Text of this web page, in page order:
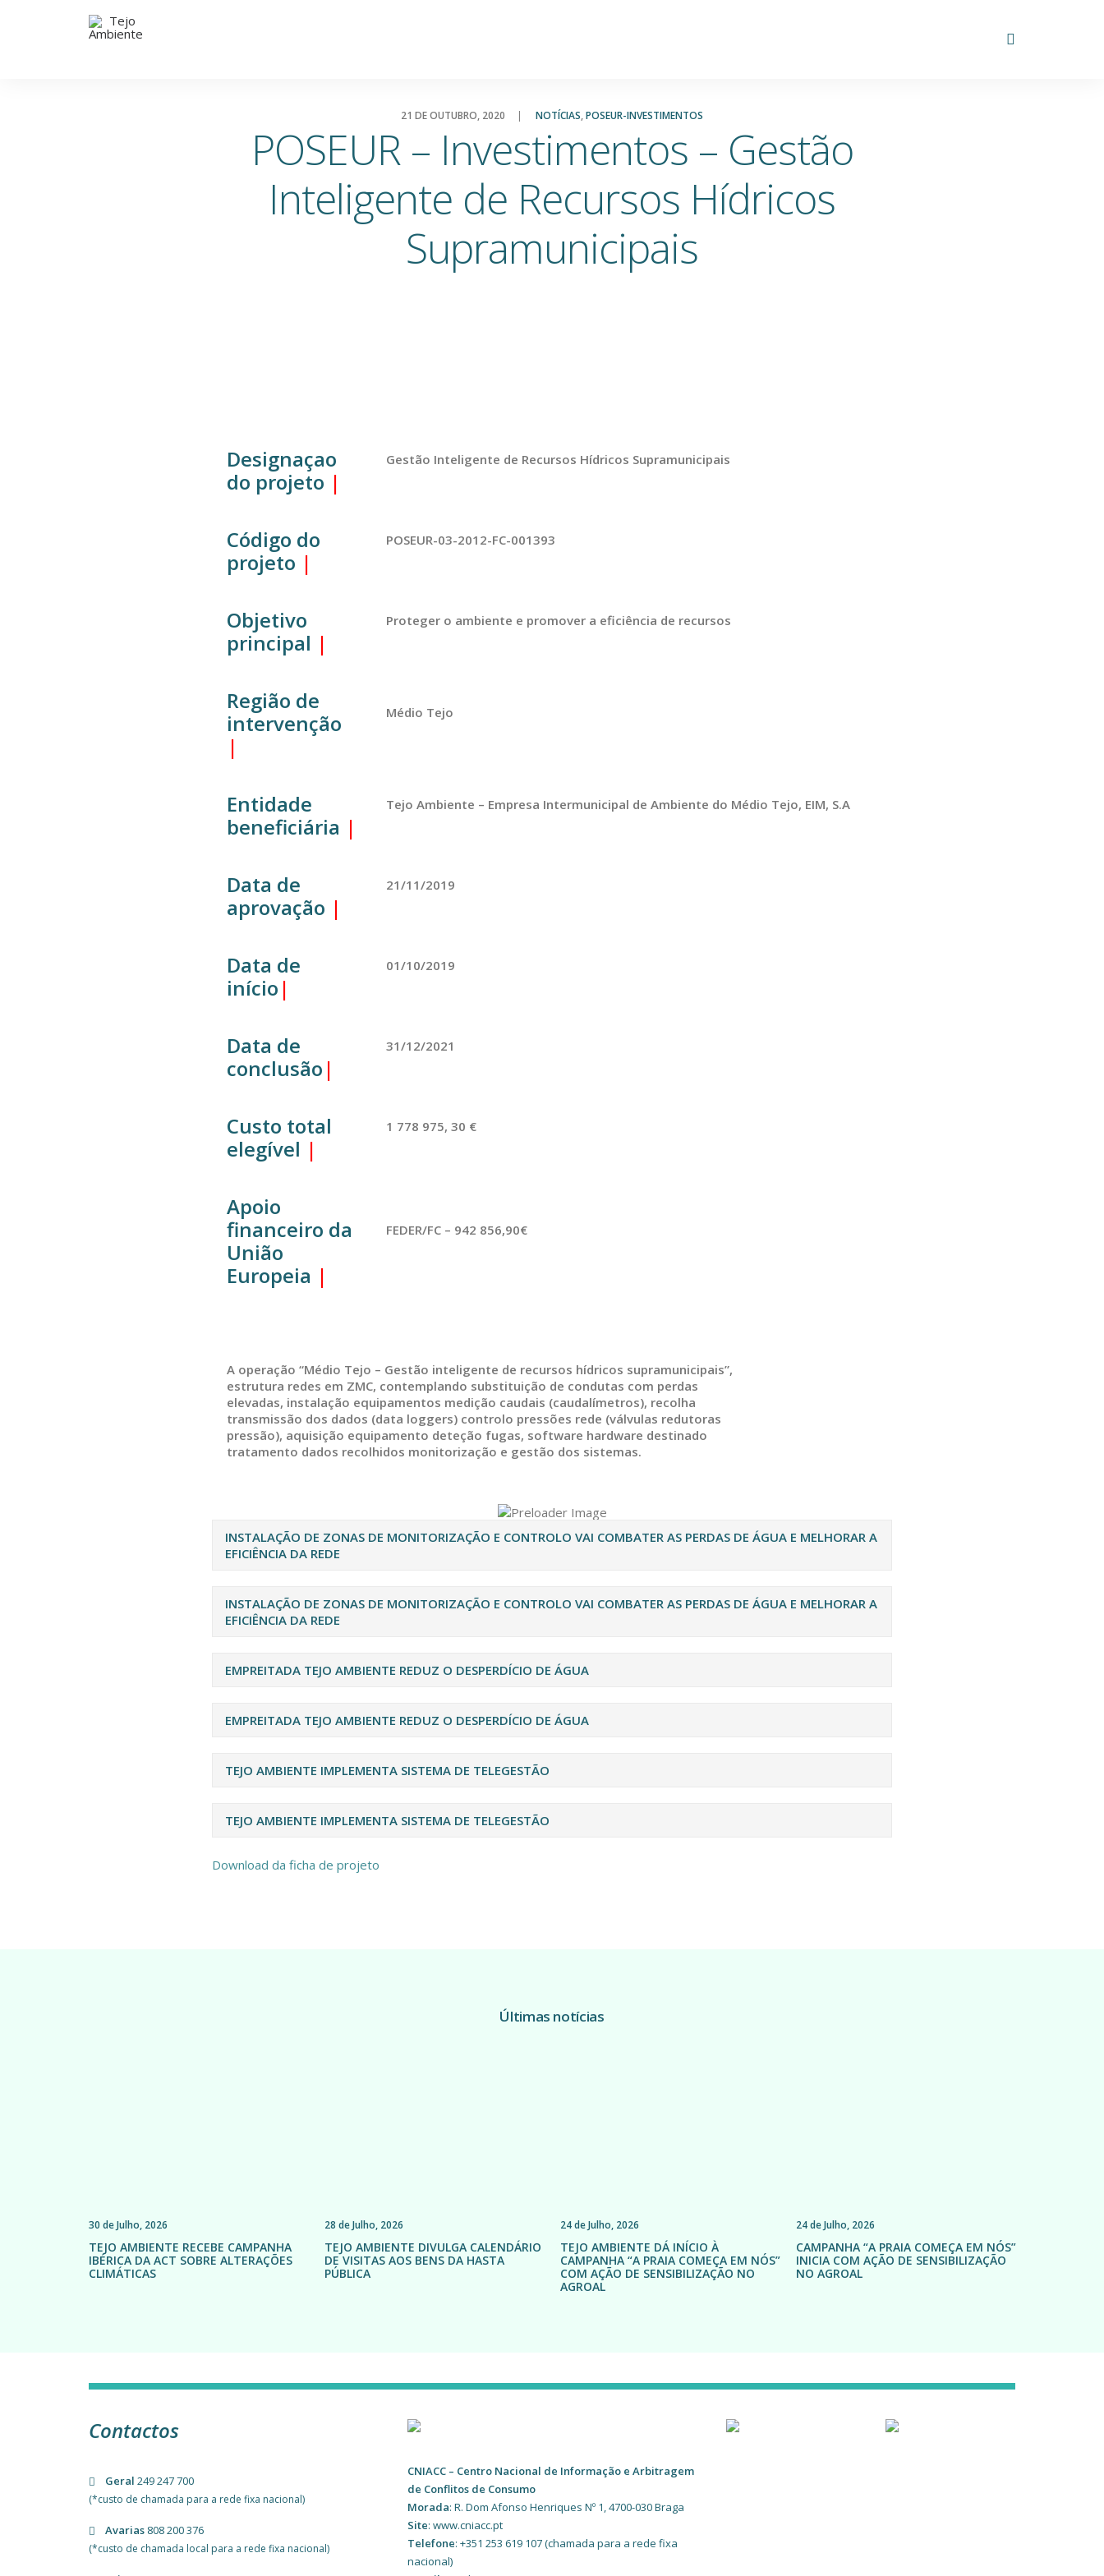
21 DE OUTUBRO, 2020 | NOTÍCIAS,POSEUR-INVESTIMENTOS
POSEUR – Investimentos – Gestão
Inteligente de Recursos Hídricos
Supramunicipais
Designaçao
do projeto |
Gestão Inteligente de Recursos Hídricos Supramunicipais
Código do
projeto |
POSEUR-03-2012-FC-001393
Objetivo
principal |
Proteger o ambiente e promover a eficiência de recursos
Região de
intervenção
|
Médio Tejo
Entidade
beneficiária |
Tejo Ambiente – Empresa Intermunicipal de Ambiente do Médio Tejo, EIM, S.A
Data de
aprovação |
21/11/2019
Data de
início |
01/10/2019
Data de
conclusão |
31/12/2021
Custo total
elegível |
1 778 975, 30 €
Apoio
financeiro da
União
Europeia |
FEDER/FC – 942 856,90€
A operação “Médio Tejo – Gestão inteligente de recursos hídricos supramunicipais”,
estrutura redes em ZMC, contemplando substituição de condutas com perdas
elevadas, instalação equipamentos medição caudais (caudalímetros), recolha
transmissão dos dados (data loggers) controlo pressões rede (válvulas redutoras
pressão), aquisição equipamento deteção fugas, software hardware destinado
tratamento dados recolhidos monitorização e gestão dos sistemas.
INSTALAÇÃO DE ZONAS DE MONITORIZAÇÃO E CONTROLO VAI COMBATER AS PERDAS DE ÁGUA E MELHORAR A
EFICIÊNCIA DA REDE
INSTALAÇÃO DE ZONAS DE MONITORIZAÇÃO E CONTROLO VAI COMBATER AS PERDAS DE ÁGUA E MELHORAR A
EFICIÊNCIA DA REDE
EMPREITADA TEJO AMBIENTE REDUZ O DESPERDÍCIO DE ÁGUA
EMPREITADA TEJO AMBIENTE REDUZ O DESPERDÍCIO DE ÁGUA
TEJO AMBIENTE IMPLEMENTA SISTEMA DE TELEGESTÃO
TEJO AMBIENTE IMPLEMENTA SISTEMA DE TELEGESTÃO
Download da ficha de projeto
Últimas notícias
30 de Julho, 2026
TEJO AMBIENTE RECEBE CAMPANHA
IBÉRICA DA ACT SOBRE ALTERAÇÕES
CLIMÁTICAS
28 de Julho, 2026
TEJO AMBIENTE DIVULGA CALENDÁRIO
DE VISITAS AOS BENS DA HASTA
PÚBLICA
24 de Julho, 2026
TEJO AMBIENTE DÁ INÍCIO À
CAMPANHA “A PRAIA COMEÇA EM NÓS”
COM AÇÃO DE SENSIBILIZAÇÃO NO
AGROAL
24 de Julho, 2026
CAMPANHA “A PRAIA COMEÇA EM NÓS”
INICIA COM AÇÃO DE SENSIBILIZAÇÃO
NO AGROAL
Contactos
Geral 249 247 700
(*custo de chamada para a rede fixa nacional)
Avarias808 200 376
(*custo de chamada local para a rede fixa nacional)
CNIACC – Centro Nacional de Informação e Arbitragem
de Conflitos de Consumo
Morada: R. Dom Afonso Henriques Nº 1, 4700-030 Braga
Site: www.cniacc.pt
Telefone: +351 253 619 107 (chamada para a rede fixa
nacional)